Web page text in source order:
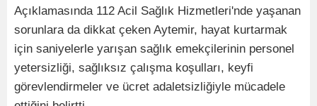
Açıklamasında 112 Acil Sağlık Hizmetleri'nde yaşanan
sorunlara da dikkat çeken Aytemir, hayat kurtarmak
için saniyelerle yarışan sağlık emekçilerinin personel
yetersizliği, sağlıksız çalışma koşulları, keyfi
görevlendirmeler ve ücret adaletsizliğiyle mücadele